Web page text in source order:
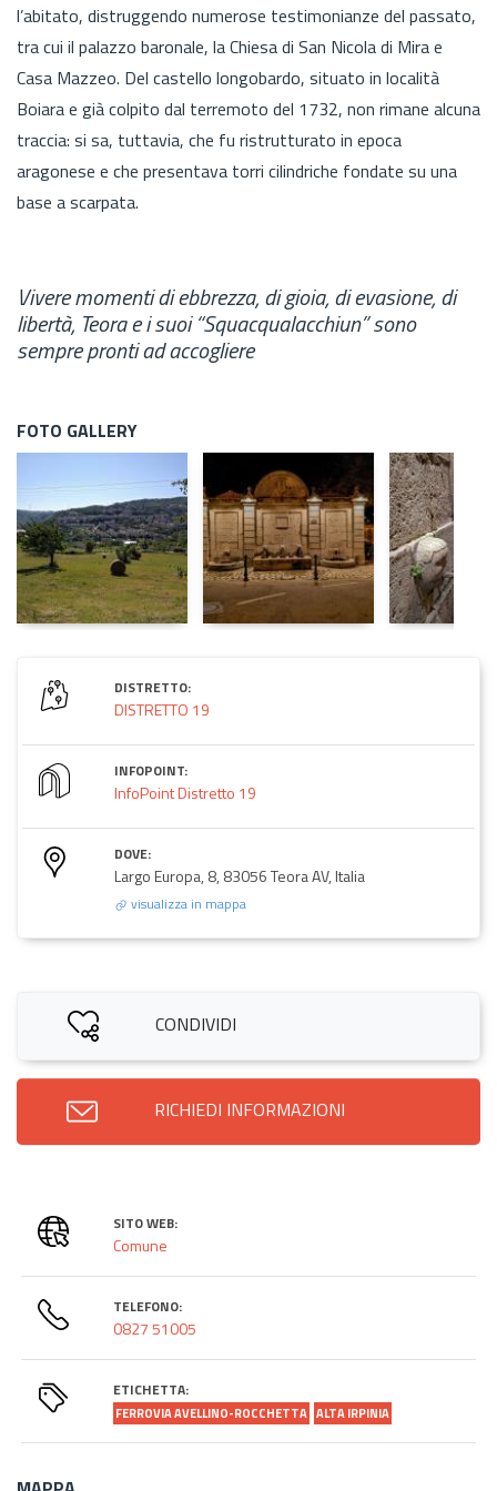
l’abitato, distruggendo numerose testimonianze del passato,
tra cui il palazzo baronale, la Chiesa di San Nicola di Mira e
Casa Mazzeo. Del castello longobardo, situato in località
Boiara e già colpito dal terremoto del 1732, non rimane alcuna
traccia: si sa, tuttavia, che fu ristrutturato in epoca
aragonese e che presentava torri cilindriche fondate su una
base a scarpata.
Vivere momenti di ebbrezza, di gioia, di evasione, di
libertà, Teora e i suoi “Squacqualacchiun” sono
sempre pronti ad accogliere
FOTO GALLERY
DISTRETTO:
DISTRETTO 19
INFOPOINT:
InfoPoint Distretto 19
DOVE:
Largo Europa, 8, 83056 Teora AV, Italia
visualizza in mappa
CONDIVIDI
RICHIEDI INFORMAZIONI
SITO WEB:
Comune
TELEFONO:
0827 51005
ETICHETTA:
FERROVIA AVELLINO-ROCCHETTA ALTA IRPINIA